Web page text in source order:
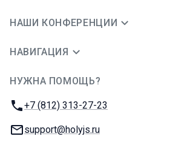
НАШИ КОНФЕРЕНЦИИ
НАВИГАЦИЯ
НУЖНА ПОМОЩЬ?
Телефон:
+7 (812) 313-27-23
E-mail:
support@holyjs.ru